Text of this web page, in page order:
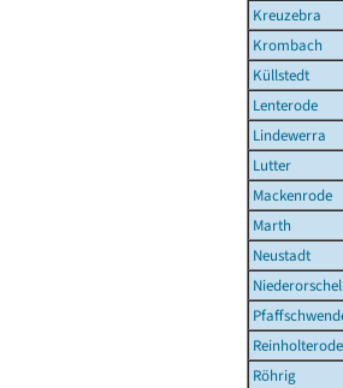
Kreuzebra
Krombach
Küllstedt
Lenterode
Lindewerra
Lutter
Mackenrode
Marth
Neustadt
Niederorschel
Reinholterode
Röhrig